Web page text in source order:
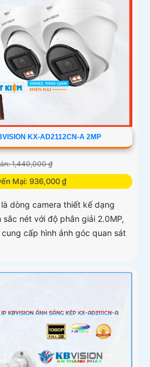
KX-AD2112CN-A 2MP
1,440,000 ₫
Mại: 936,000 ₫
là dòng camera thiết kế dạng
sắc nét với độ phân giải 2.0MP,
cấp hình ảnh góc quan sát